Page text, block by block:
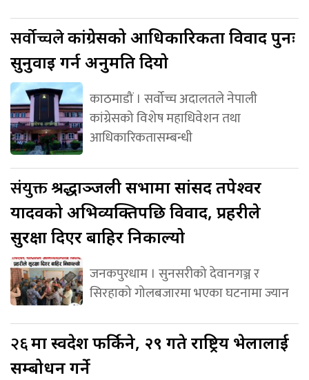
सर्वोच्चलेकांग्रेसको आधिकारिकता विवाद पुनः
सुनुवाइ गर्न अनुमति दियो
काठमाडौं । सर्वोच्च अदालतले नेपाली
कांग्रेसको विशेष महाधिवेशन तथा
आधिकारिकतासम्बन्धी
संयुक्तश्रद्धाञ्जली सभामा सांसद तपेश्वर
यादवको अभिव्यक्तिपछि विवाद, प्रहरीले
सुरक्षा दिएर बाहिर निकाल्यो
जनकपुरधाम । सुनसरीको देवानगञ्ज र
सिरहाको गोलबजारमा भएका घटनामा ज्यान
२६मा स्वदेश फर्किने, २९ गते राष्ट्रिय भेलालाई
सम्बोधन गर्ने